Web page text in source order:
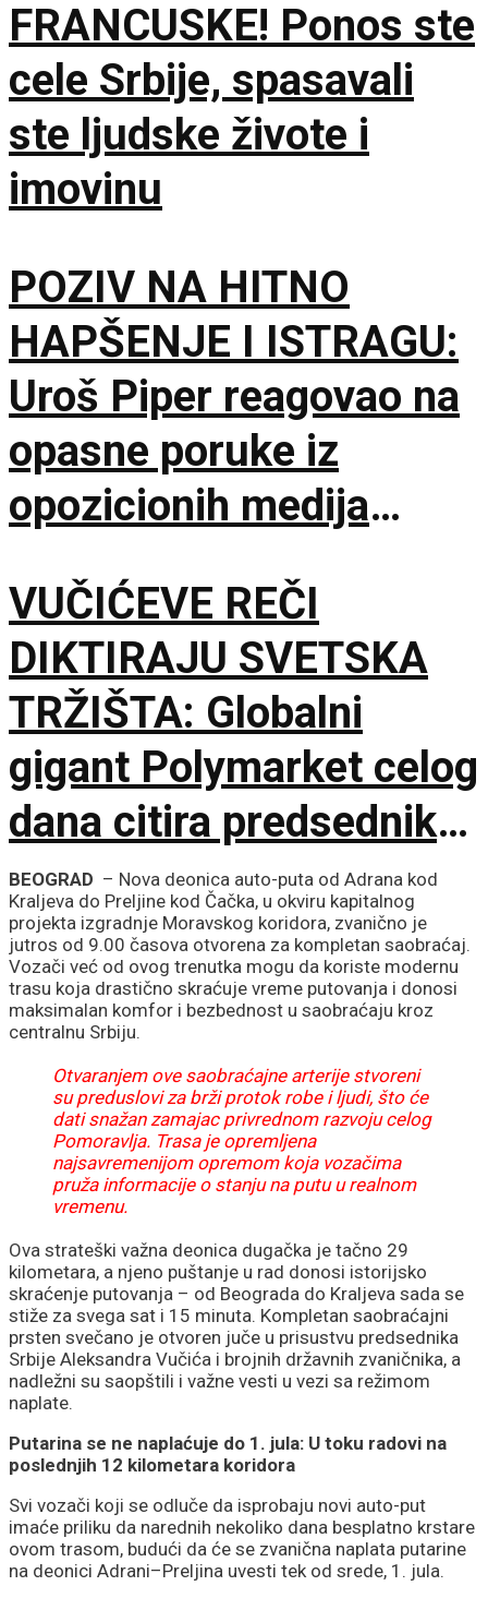
FRANCUSKE! Ponos ste
cele Srbije, spasavali
ste ljudske živote i
imovinu
POZIV NA HITNO
HAPŠENJE I ISTRAGU:
Uroš Piper reagovao na
opasne poruke iz
opozicionih medija
VUČIĆEVE REČI
DIKTIRAJU SVETSKA
TRŽIŠTA: Globalni
gigant Polymarket celog
dana citira predsednika
Srbije
BEOGRAD – Nova deonica auto-puta od Adrana kod
Kraljeva do Preljine kod Čačka, u okviru kapitalnog
projekta izgradnje Moravskog koridora, zvanično je
jutros od 9.00 časova otvorena za kompletan saobraćaj.
Vozači već od ovog trenutka mogu da koriste modernu
trasu koja drastično skraćuje vreme putovanja i donosi
maksimalan komfor i bezbednost u saobraćaju kroz
centralnu Srbiju.
Otvaranjem ove saobraćajne arterije stvoreni
su preduslovi za brži protok robe i ljudi, što će
dati snažan zamajac privrednom razvoju celog
Pomoravlja. Trasa je opremljena
najsavremenijom opremom koja vozačima
pruža informacije o stanju na putu u realnom
vremenu.
Ova strateški važna deonica dugačka je tačno 29
kilometara, a njeno puštanje u rad donosi istorijsko
skraćenje putovanja – od Beograda do Kraljeva sada se
stiže za svega sat i 15 minuta. Kompletan saobraćajni
prsten svečano je otvoren juče u prisustvu predsednika
Srbije Aleksandra Vučića i brojnih državnih zvaničnika, a
nadležni su saopštili i važne vesti u vezi sa režimom
naplate.
Putarina se ne naplaćuje do 1. jula: U toku radovi na
poslednjih 12 kilometara koridora
Svi vozači koji se odluče da isprobaju novi auto-put
imaće priliku da narednih nekoliko dana besplatno krstare
ovom trasom, budući da će se zvanična naplata putarine
na deonici Adrani–Preljina uvesti tek od srede, 1. jula.